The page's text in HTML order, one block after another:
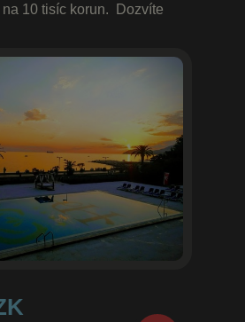
10 tisíc korun. Dozvíte